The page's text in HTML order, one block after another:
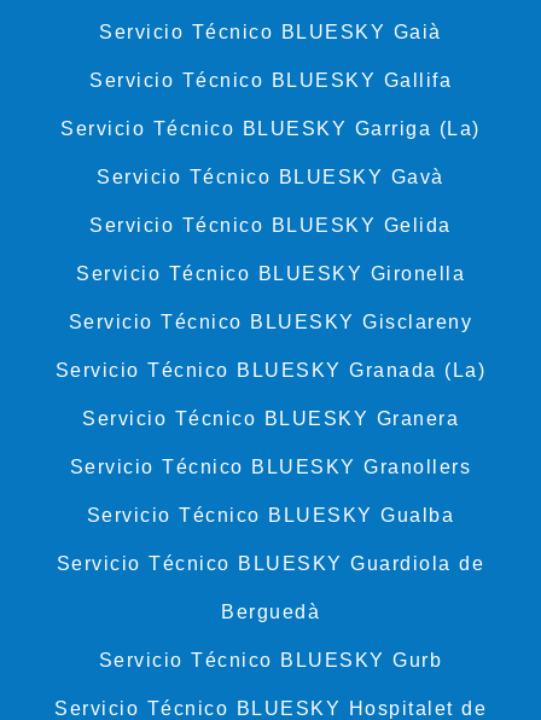
Servicio Técnico BLUESKY Gaià
Servicio Técnico BLUESKY Gallifa
Servicio Técnico BLUESKY Garriga (La)
Servicio Técnico BLUESKY Gavà
Servicio Técnico BLUESKY Gelida
Servicio Técnico BLUESKY Gironella
Servicio Técnico BLUESKY Gisclareny
Servicio Técnico BLUESKY Granada (La)
Servicio Técnico BLUESKY Granera
Servicio Técnico BLUESKY Granollers
Servicio Técnico BLUESKY Gualba
Servicio Técnico BLUESKY Guardiola de
Berguedà
Servicio Técnico BLUESKY Gurb
Servicio Técnico BLUESKY Hospitalet de